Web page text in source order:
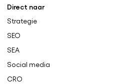
Direct naar
Strategie
SEO
SEA
Social media
CRO